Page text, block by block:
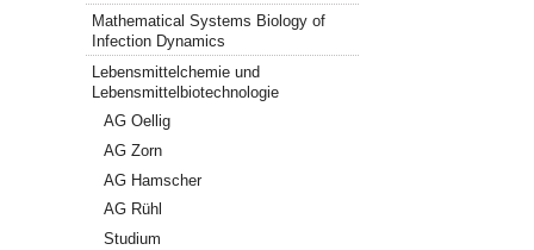
Mathematical Systems Biology of
Infection Dynamics
Lebensmittelchemie und
Lebensmittelbiotechnologie
AG Oellig
AG Zorn
AG Hamscher
AG Rühl
Studium